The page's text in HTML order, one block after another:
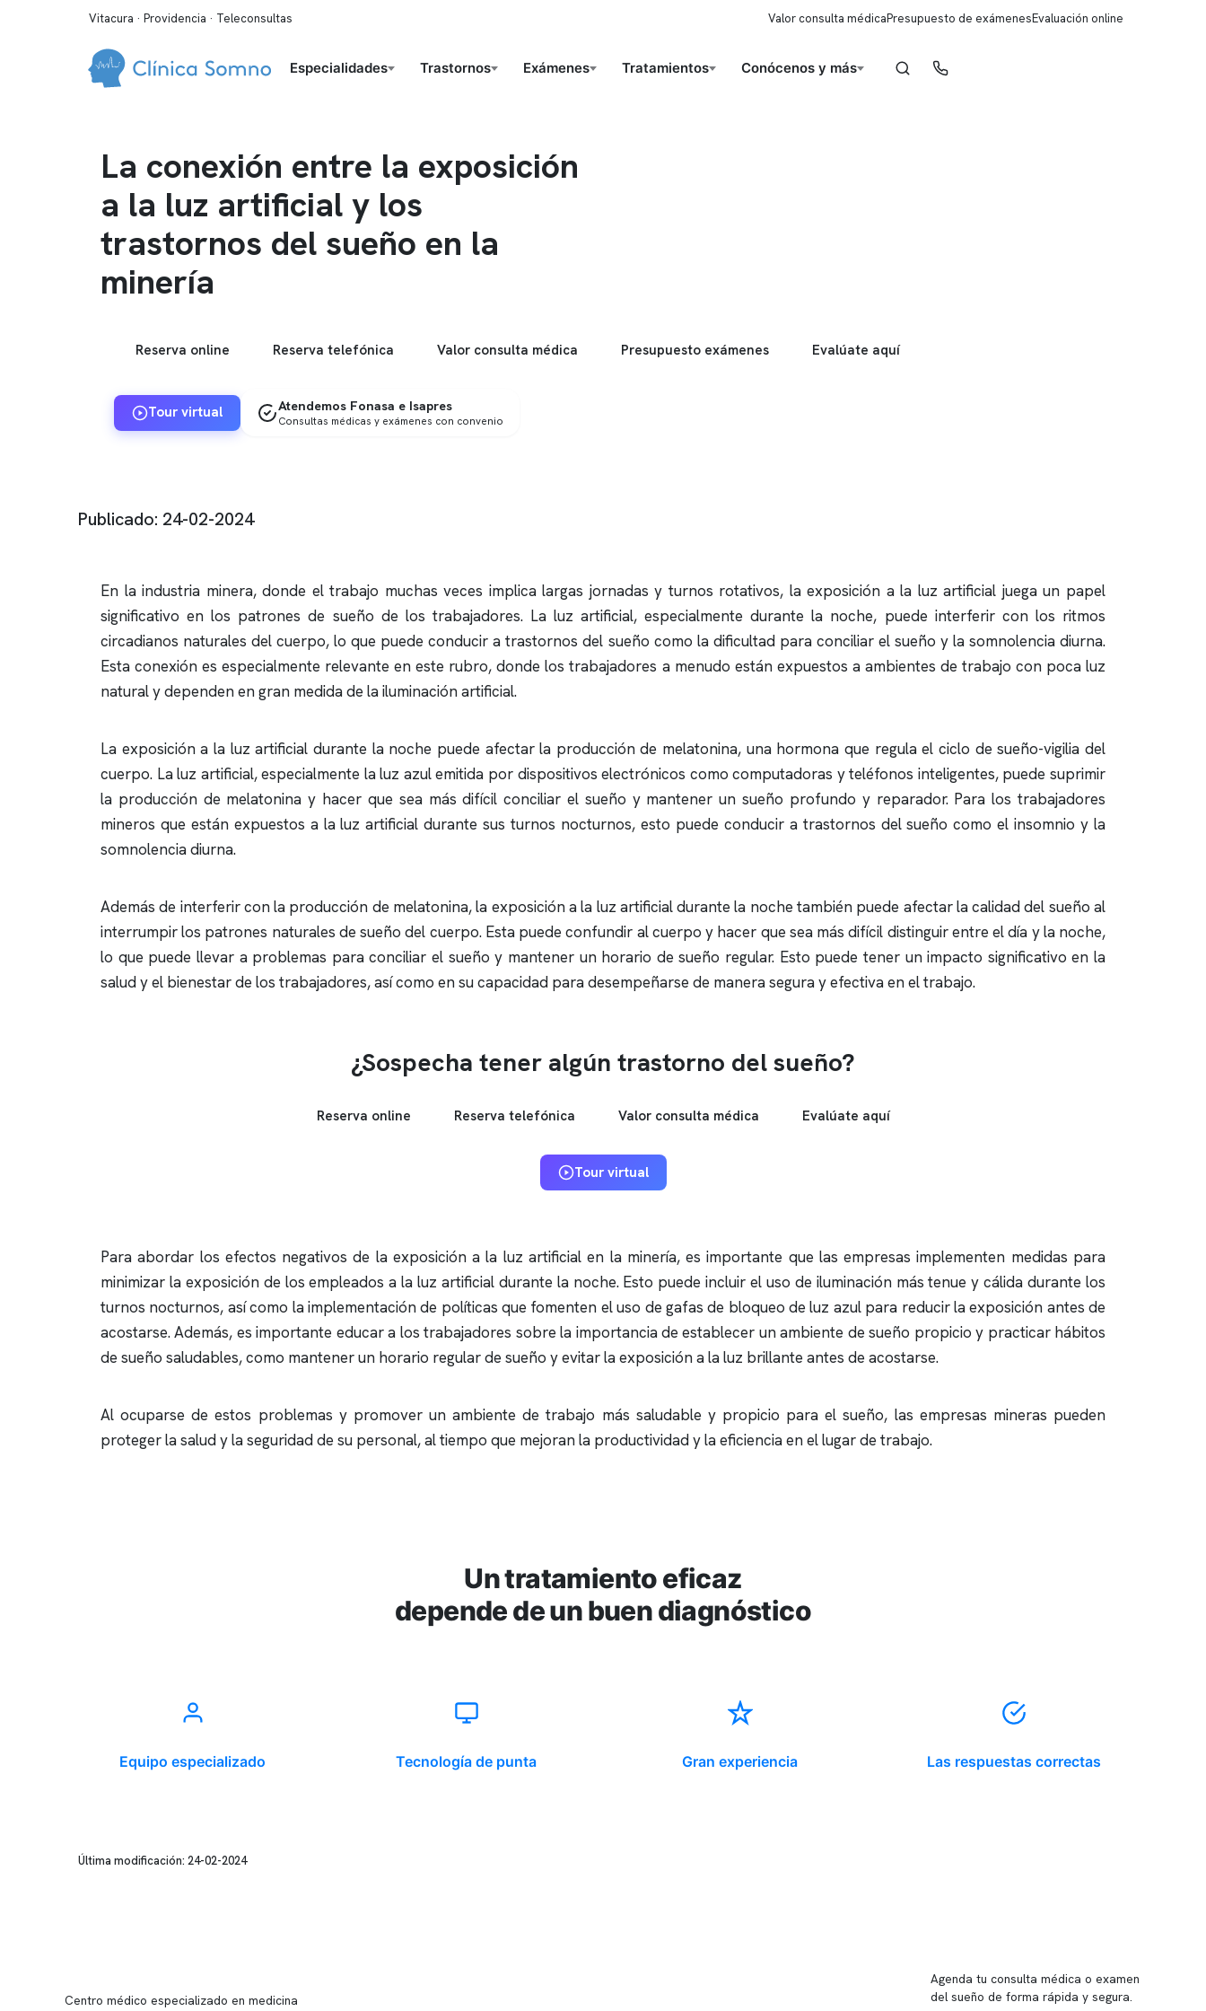
Vitacura · Providencia · Teleconsultas Valor consulta médicaPresupuesto de exámenesEvaluación online
Especialidades Trastornos Exámenes Tratamientos Conócenos y más
La conexión entre la exposición
a la luz artificial y los
trastornos del sueño en la
minería
Reserva online Reserva telefónica Valor consulta médica Presupuesto exámenes Evalúate aquí
Tour virtual Atendemos Fonasa e Isapres
Consultas médicas y exámenes con convenio
Publicado: 24-02-2024
En la industria minera, donde el trabajo muchas veces implica largas jornadas y turnos rotativos, la exposición a la luz artificial juega un papel
significativo en los patrones de sueño de los trabajadores. La luz artificial, especialmente durante la noche, puede interferir con los ritmos
circadianos naturales del cuerpo, lo que puede conducir a trastornos del sueño como la dificultad para conciliar el sueño y la somnolencia diurna.
Esta conexión es especialmente relevante en este rubro, donde los trabajadores a menudo están expuestos a ambientes de trabajo con poca luz
natural y dependen en gran medida de la iluminación artificial.
La exposición a la luz artificial durante la noche puede afectar la producción de melatonina, una hormona que regula el ciclo de sueño-vigilia del
cuerpo. La luz artificial, especialmente la luz azul emitida por dispositivos electrónicos como computadoras y teléfonos inteligentes, puede suprimir
la producción de melatonina y hacer que sea más difícil conciliar el sueño y mantener un sueño profundo y reparador. Para los trabajadores
mineros que están expuestos a la luz artificial durante sus turnos nocturnos, esto puede conducir a trastornos del sueño como elinsomnio y la
somnolencia diurna.
Además de interferir con la producción de melatonina, la exposición a la luz artificial durante la noche también puede afectar la calidad del sueño al
interrumpir los patrones naturales de sueño del cuerpo. Esta puede confundir al cuerpo y hacer que sea más difícil distinguir entre el día y la noche,
lo que puede llevar a problemas para conciliar el sueño y mantener un horario de sueño regular. Esto puede tener un impacto significativo en la
salud y el bienestar de los trabajadores, así como en su capacidad para desempeñarse de manera segura y efectiva en el trabajo.
¿Sospecha tener algún trastorno del sueño?
Reserva online Reserva telefónica Valor consulta médica Evalúate aquí
Tour virtual
Para abordar los efectos negativos de la exposición a la luz artificial en la minería, es importante que las empresas implementen medidas para
minimizar la exposición de los empleados a la luz artificial durante la noche. Esto puede incluir el uso de iluminación más tenue y cálida durante los
turnos nocturnos, así como la implementación de políticas que fomenten el uso de gafas de bloqueo de luz azul para reducir la exposición antes de
acostarse. Además, es importante educar a los trabajadores sobre la importancia de establecer un ambiente de sueño propicio y practicar hábitos
de sueño saludables, como mantener un horario regular de sueño y evitar la exposición a la luz brillante antes de acostarse.
Al ocuparse de estos problemas y promover un ambiente de trabajo más saludable y propicio para el sueño, las empresas mineras pueden
proteger la salud y la seguridad de su personal, al tiempo que mejoran la productividad y la eficiencia en el lugar de trabajo.
Un tratamiento eficaz
depende de un buen diagnóstico
Equipo especializado Tecnología de punta Gran experiencia Las respuestas correctas
Última modificación: 24-02-2024
Centro médico especializado en medicina
Agenda tu consulta médica o examen
del sueño de forma rápida y segura.